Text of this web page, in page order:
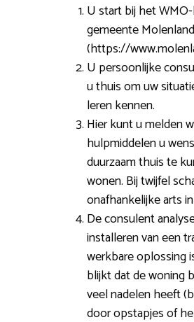
U start bij het
gemeente
(https://
U persoonlijke
u thuis om uw
leren kennen.
Hier kunt u melden
hulpmiddelen u
duurzaam thuis te
wonen. Bij twijfel
onafhankelijke arts
De consulent
installeren van een
werkbare oplossing
blijkt dat de woning
veel nadelen heeft
door opstapjes of